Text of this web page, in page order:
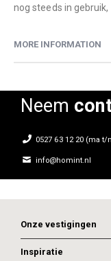
nog steeds in
MORE INFORMATION
Neem
0527 63 12 20 (ma t/
info@homint.nl
Onze vestigingen
Inspiratie